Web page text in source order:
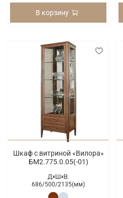
В корзину
Шкаф с витриной «Вилора»
БМ2.775.0.05(-01)
Д×Ш×В:
686/500/2135(мм)